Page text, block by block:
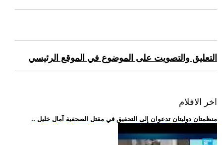
التعليق والتصويت على الموضوع في الموقع الرئيسي
اخر الافلام
.. منظمتان دوليتان تدعوان إلى التحقيق في مقتل الصحفية آمال خليل